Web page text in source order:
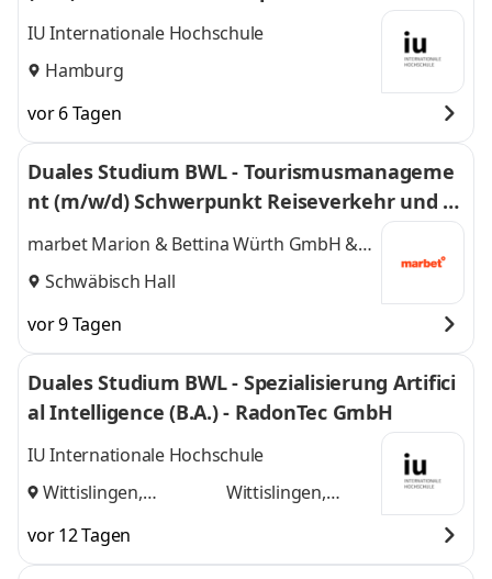
rgie Dr. Sattler
IU Internationale Hochschule
Hamburg
vor 6 Tagen
Duales Studium BWL - Tourismusmanageme
nt (m/w/d) Schwerpunkt Reiseverkehr und R
eisevertrieb
marbet Marion & Bettina Würth GmbH &
Co. KG
Schwäbisch Hall
vor 9 Tagen
Duales Studium BWL - Spezialisierung Artifici
al Intelligence (B.A.) - RadonTec GmbH
IU Internationale Hochschule
Wittislingen,
Wittislingen,
vor 12 Tagen